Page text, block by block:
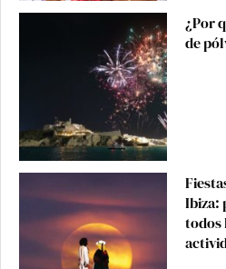
¿Por
de
Ibiza:
todos